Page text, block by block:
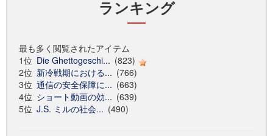
ランキング
最も多く閲覧されたアイテム
1位 Die Ghettogeschi... (823)
2位 新冷戦期における... (766)
3位 通信の安全保障に... (663)
4位 ショート動画の効... (639)
5位 J.S. ミルの社会... (490)